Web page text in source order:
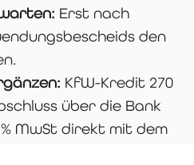
Erst nach
den
KfW-Kredit 270
über die Bank
MwSt direkt mit dem